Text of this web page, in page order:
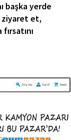
başka yerde
ziyaret et,